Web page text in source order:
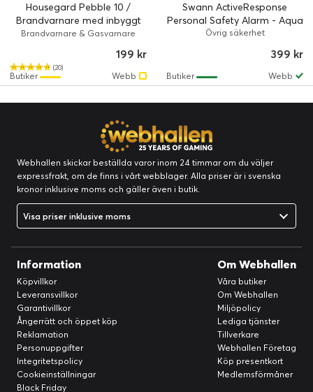
Housegard Pebble 10 /
Brandvarnare med inbyggt
10-årsbatteri
Brandvarnare & Gasvarnare
(20)
199 kr
Webb
Butiker
Swann ActiveResponse
Personal Safety Alarm - Aqua
Övrig säkerhet
399 kr
Webb
Butiker
Webhallen skickar beställda varor inom 24 timmar om du väljer
expressfrakt, om de finns i vårt webblager. Alla priser är i svenska
kronor inklusive moms och gäller även i butik.
Visa priser inklusive moms
Information
Köpvillkor
Leveransvillkor
Garantivillkor
Ångerrätt och öppet köp
Reklamation
Personuppgifter
Integritetspolicy
Cookieinställningar
Black Friday
Om Webhallen
Våra butiker
Om Webhallen
Miljöpolicy
Lediga tjänster
Tillverkare
Webhallen Företag
Köp presentkort
Medlemsförmåner